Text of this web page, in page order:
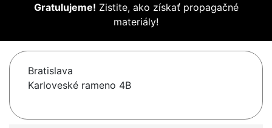
Gratulujeme! Zistite, ako získať propagačné
materiály!
Bratislava
Karloveské rameno 4B